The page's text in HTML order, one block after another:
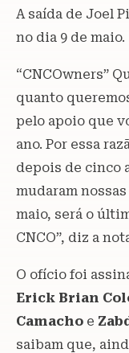
A saída de Joel
no dia 9 de maio.
“CNCOwners”
quanto
pelo apoio que
ano. Por essa
depois de cinco
mudaram
maio, será o
CNCO”, diz a
O ofício foi
Erick Brian
Camacho e
saibam que,